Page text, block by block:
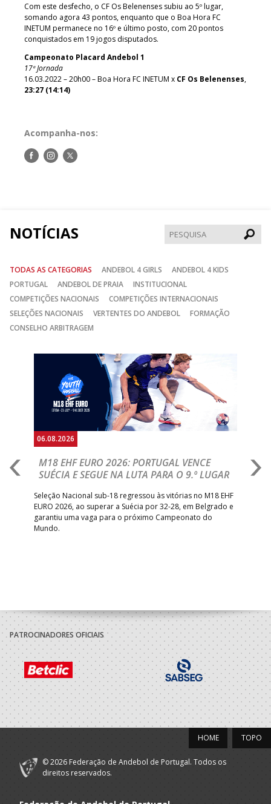
Com este desfecho, o CF Os Belenenses subiu ao 5º lugar,
somando agora 43 pontos, enquanto que o Boa Hora FC
INETUM permanece no 16º e último posto, com 20 pontos
conquistados em 19 jogos disputados.
Campeonato Placard Andebol 1
17ª Jornada
16.03.2022 – 20h00 – Boa Hora FC INETUM x CF Os Belenenses,
23:27 (14:14)
Acompanha-nos:
Siga-Siga-Siga-
NOTÍCIAS
TODAS AS CATEGORIAS ANDEBOL 4 GIRLS
ANDEBOL 4 KIDS
PORTUGAL
ANDEBOL DE PRAIA
INSTITUCIONAL
COMPETIÇÕES NACIONAIS
COMPETIÇÕES INTERNACIONAIS
SELEÇÕES NACIONAIS
VERTENTES DO ANDEBOL
FORMAÇÃO
CONSELHO ARBITRAGEM
06.08.2026
M18 EHF EURO 2026: PORTUGAL VENCE
SUÉCIA E SEGUE NA LUTA PARA O 9.º LUGAR
Seleção Nacional sub-18 regressou às vitórias no M18 EHF
EURO 2026, ao superar a Suécia por 32-28, em Belgrado e
garantiu uma vaga para o próximo Campeonato do
Mundo.
PATROCINADORES OFICIAIS
TOPO
HOME
© 2026 Federação de Andebol de Portugal. Todos os
direitos reservados.